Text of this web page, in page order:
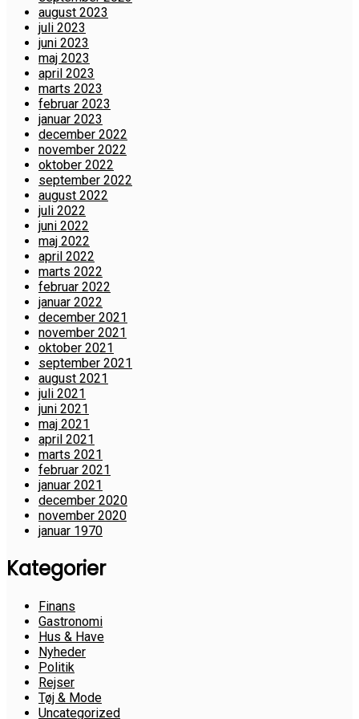
august 2023
juli 2023
juni 2023
maj 2023
april 2023
marts 2023
februar 2023
januar 2023
december 2022
november 2022
oktober 2022
september 2022
august 2022
juli 2022
juni 2022
maj 2022
april 2022
marts 2022
februar 2022
januar 2022
december 2021
november 2021
oktober 2021
september 2021
august 2021
juli 2021
juni 2021
maj 2021
april 2021
marts 2021
februar 2021
januar 2021
december 2020
november 2020
januar 1970
Kategorier
Finans
Gastronomi
Hus & Have
Nyheder
Politik
Rejser
Tøj & Mode
Uncategorized